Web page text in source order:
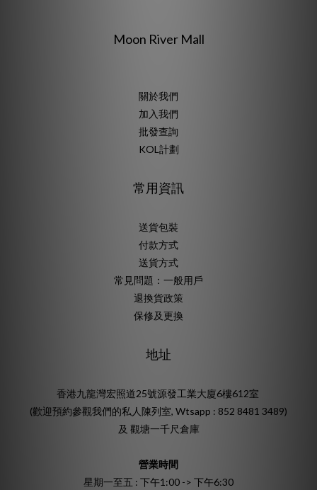
Moon River Mall
關於我們
加入我們
批發查詢
KOL計劃
常用資訊
送貨包裝
付款方式
送貨方式
常見問題：一般用戶
退換貨政策
保修及更換
地址
香港九龍灣宏照道25號源發工業大廈6樓612室
(歡迎預約參觀我們的私人陳列室, Wtsapp : 852 8481 3489)
及 觀塘一千尺倉庫
營業時間
星期一至五 : 下午1:00 -> 下午6:30